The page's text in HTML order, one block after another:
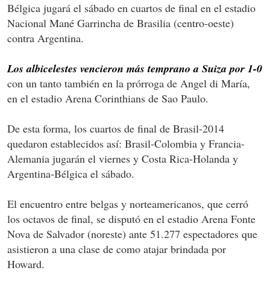
Bélgica jugará el sábado en cuartos de final en el estadio
Nacional Mané Garrincha de Brasilia (centro-oeste)
contra Argentina.
Los albicelestes vencieron más temprano a Suiza por 1-0
con un tanto también en la prórroga de Angel di María,
en el estadio Arena Corinthians de Sao Paulo.
De esta forma, los cuartos de final de Brasil-2014
quedaron establecidos así: Brasil-Colombia y Francia-
Alemania jugarán el viernes y Costa Rica-Holanda y
Argentina-Bélgica el sábado.
El encuentro entre belgas y norteamericanos, que cerró
los octavos de final, se disputó en el estadio Arena Fonte
Nova de Salvador (noreste) ante 51.277 espectadores que
asistieron a una clase de como atajar brindada por
Howard.